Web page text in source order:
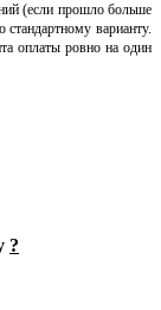
(если прошло больше
варианту.
оплаты ровно на один
?